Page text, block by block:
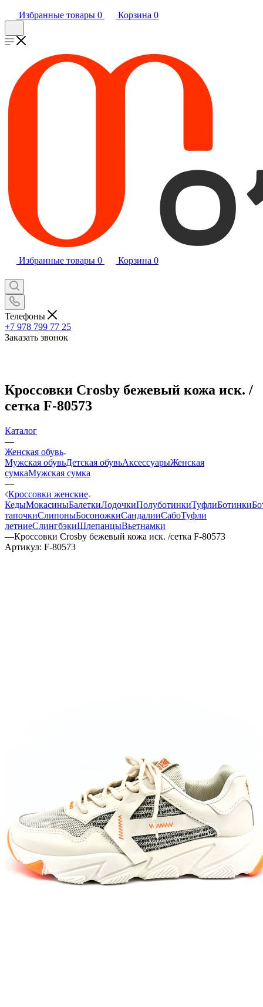
Избранные товары 0 Корзина 0
Избранные товары 0 Корзина 0
Телефоны
+7 978 799 77 25
Заказать звонок
Кроссовки Crosby бежевый кожа иск. /
сетка F-80573
Каталог
—
Женская обувь
Мужская обувьДетская обувьАксессуарыЖенская
сумкаМужская сумка
—
Кроссовки женские
КедыМокасиныБалеткиЛодочкиПолуботинкиТуфлиБотинки
тапочкиСлипоныБосоножкиСандалииСабоТуфли
летниеСлингбэкиШлепанцыВьетнамки
—Кроссовки Crosby бежевый кожа иск. /сетка F-80573
Артикул: F-80573